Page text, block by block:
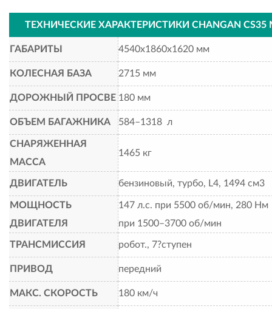
ТЕХНИЧЕСКИЕ ХАРАКТЕРИСТИКИ CHANGAN CS35
ГАБАРИТЫ 4540х1860х1620 мм
КОЛЕСНАЯ БАЗА 2715 мм
ДОРОЖНЫЙ ПРОСВЕ 180 мм
ОБЪЕМ БАГАЖНИКА 584–1318 л
СНАРЯЖЕННАЯ
МАССА
1465 кг
ДВИГАТЕЛЬ бензиновый, турбо, L4, 1494 см3
МОЩНОСТЬ
ДВИГАТЕЛЯ
147 л.с. при 5500 об/мин, 280 Нм
при 1500–3700 об/мин
ТРАНСМИССИЯ робот., 7?ступен
ПРИВОД передний
МАКС. СКОРОСТЬ 180 км/ч